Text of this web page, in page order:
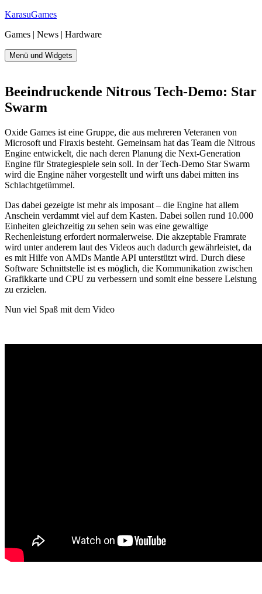
Zum
springen
KarasuGames
Games | News | Hardware
Menü und Widgets
Beeindruckende Nitrous Tech-Demo: Star
Swarm
Oxide Games ist eine Gruppe, die aus mehreren Veteranen von
Microsoft und Firaxis besteht. Gemeinsam hat das Team die Nitrous
Engine entwickelt, die nach deren Planung die Next-Generation
Engine für Strategiespiele sein soll. In der Tech-Demo Star Swarm
wird die Engine näher vorgestellt und wirft uns dabei mitten ins
Schlachtgetümmel.
Das dabei gezeigte ist mehr als imposant – die Engine hat allem
Anschein verdammt viel auf dem Kasten. Dabei sollen rund 10.000
Einheiten gleichzeitig zu sehen sein was eine gewaltige
Rechenleistung erfordert normalerweise. Die akzeptable Framrate
wird unter anderem laut des Videos auch dadurch gewährleistet, da
es mit Hilfe von AMDs Mantle API unterstützt wird. Durch diese
Software Schnittstelle ist es möglich, die Kommunikation zwischen
Grafikkarte und CPU zu verbessern und somit eine bessere Leistung
zu erzielen.
Nun viel Spaß mit dem Video